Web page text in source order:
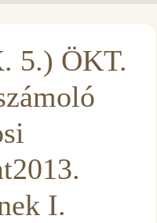
5.) ÖKT.
I.